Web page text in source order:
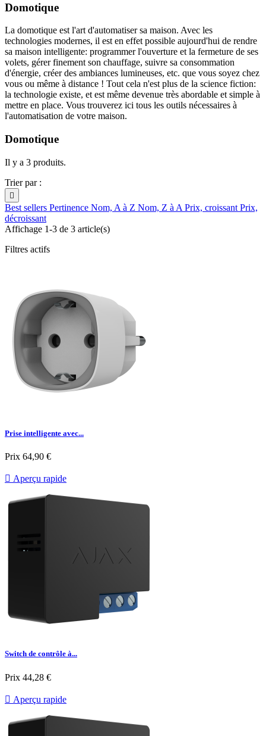
Domotique
La domotique est l'art d'automatiser sa maison. Avec les
technologies modernes, il est en effet possible aujourd'hui de rendre
sa maison intelligente: programmer l'ouverture et la fermeture de ses
volets, gérer finement son chauffage, suivre sa consommation
d'énergie, créer des ambiances lumineuses, etc. que vous soyez chez
vous ou même à distance ! Tout cela n'est plus de la science fiction:
la technologie existe, et est même devenue très abordable et simple à
mettre en place. Vous trouverez ici tous les outils nécessaires à
l'automatisation de votre maison.
Domotique
Il y a 3 produits.
Trier par :

Best sellers Pertinence Nom, A à Z Nom, Z à A Prix, croissant Prix,
décroissant
Affichage 1-3 de 3 article(s)
Filtres actifs
Prise intelligente avec...
Prix 64,90 €
 Aperçu rapide
Switch de contrôle à...
Prix 44,28 €
 Aperçu rapide